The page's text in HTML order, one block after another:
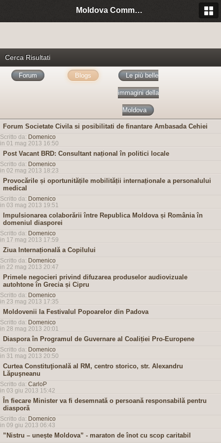
Moldova Community Italia
Cerca Risultati
Forum Blogs Le più belle
immagini della
Moldova
Forum Societate Civila si posibilitati de finantare Ambasada Cehiei
Scritto da: Domenico
in 01 mag 2013 16:50
Post Vacant BRD: Consultant național în politici locale
Scritto da: Domenico
in 02 mag 2013 18:23
Provocările și oportunitățile mobilității internaționale a personalului
medical
Scritto da: Domenico
in 03 mag 2013 19:51
Impulsionarea colaborării între Republica Moldova și România în
domeniul diasporei
Scritto da: Domenico
in 17 mag 2013 17:59
Ziua Internațională a Copilului
Scritto da: Domenico
in 22 mag 2013 20:47
Primele negocieri privind difuzarea produselor audiovizuale
autohtone în Grecia și Cipru
Scritto da: Domenico
in 23 mag 2013 17:35
Moldovenii la Festivalul Popoarelor din Padova
Scritto da: Domenico
in 28 mag 2013 20:01
Diaspora în Programul de Guvernare al Coaliției Pro-Europene
Scritto da: Domenico
in 31 mag 2013 20:50
Curtea Constituţională al RM, centro storico, str. Alexandru
Lăpuşneanu
Scritto da: CarloP
in 03 giu 2013 15:42
În fiecare Minister va fi desemnată o persoană responsabilă pentru
diasporă
Scritto da: Domenico
in 09 giu 2013 06:43
”Nistru – unește Moldova” - maraton de înot cu scop caritabil